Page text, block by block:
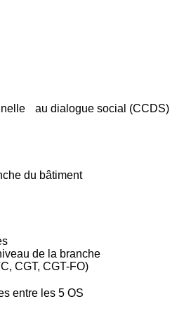
au dialogue social (CCDS)
du bâtiment
de la branche
CGT, CGT-FO)
entre les 5 OS